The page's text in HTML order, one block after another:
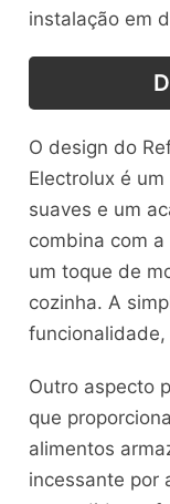
instalação em
O design do
Electrolux é
suaves e um
combina com
um toque de
cozinha. A
Outro aspecto
que
alimentos
incessante por